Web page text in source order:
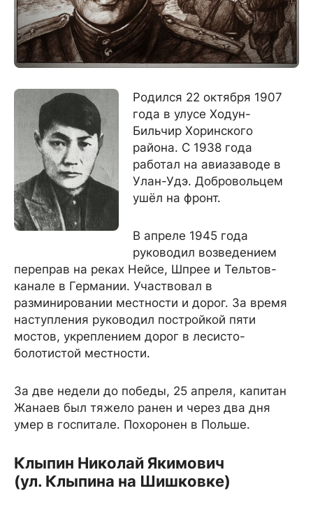
Родился 22 октября 1907
года в улусе Ходун-
Бильчир Хоринского
района. С 1938 года
работал на авиазаводе в
Улан-Удэ. Добровольцем
ушёл на фронт.
В апреле 1945 года
руководил возведением
переправ на реках Нейсе, Шпрее и Тельтов-
канале в Германии. Участвовал в
разминировании местности и дорог. За время
наступления руководил постройкой пяти
мостов, укреплением дорог в лесисто-
болотистой местности.
За две недели до победы, 25 апреля, капитан
Жанаев был тяжело ранен и через два дня
умер в госпитале. Похоронен в Польше.
Клыпин Николай Якимович
(ул. Клыпина на Шишковке)